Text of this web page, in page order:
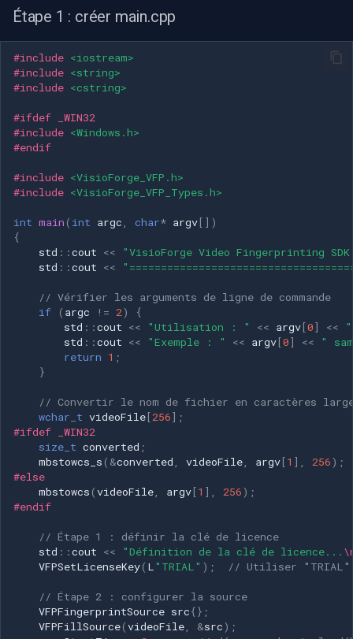
Étape 1 : créer main.cpp
#include <iostream>
#include <string>
#include <cstring>
#ifdef _WIN32
#include <Windows.h>
#endif
#include <VisioForge_VFP.h>
#include <VisioForge_VFP_Types.h>
int main ( int argc char* argv[])
{
std ::cout <<
"VisioForge Video Fingerprinting
std ::cout <<
// Vérifier les arguments de ligne de commande
if
( argc != 2)
{
std ::cout << "Utilisation : " << argv[0] <<
std ::cout << "Exemple : " << argv[0] <<
"
return 1 ;
}
// Convertir le nom de fichier en caractères
wchar_t videoFile[256];
#ifdef _WIN32
size_t converted ;
mbstowcs_s ( &converted videoFile argv[1 ], 256);
#else
mbstowcs (videoFile argv[1 ], 256);
#endif
// Étape 1 : définir la clé de licence
std ::cout << "Définition de la clé de licence...
VFPSetLicenseKey( L "TRIAL" ); // Utiliser
// Étape 2 : configurer la source
VFPFingerprintSource src{};
VFPFillSource(videoFile &src);